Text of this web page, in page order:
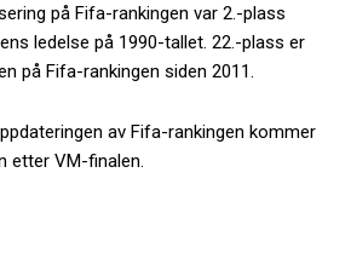
på Fifa-rankingen var 2.-plass
ledelse på 1990-tallet. 22.-plass er
på Fifa-rankingen siden 2011.
av Fifa-rankingen kommer
etter VM-finalen.